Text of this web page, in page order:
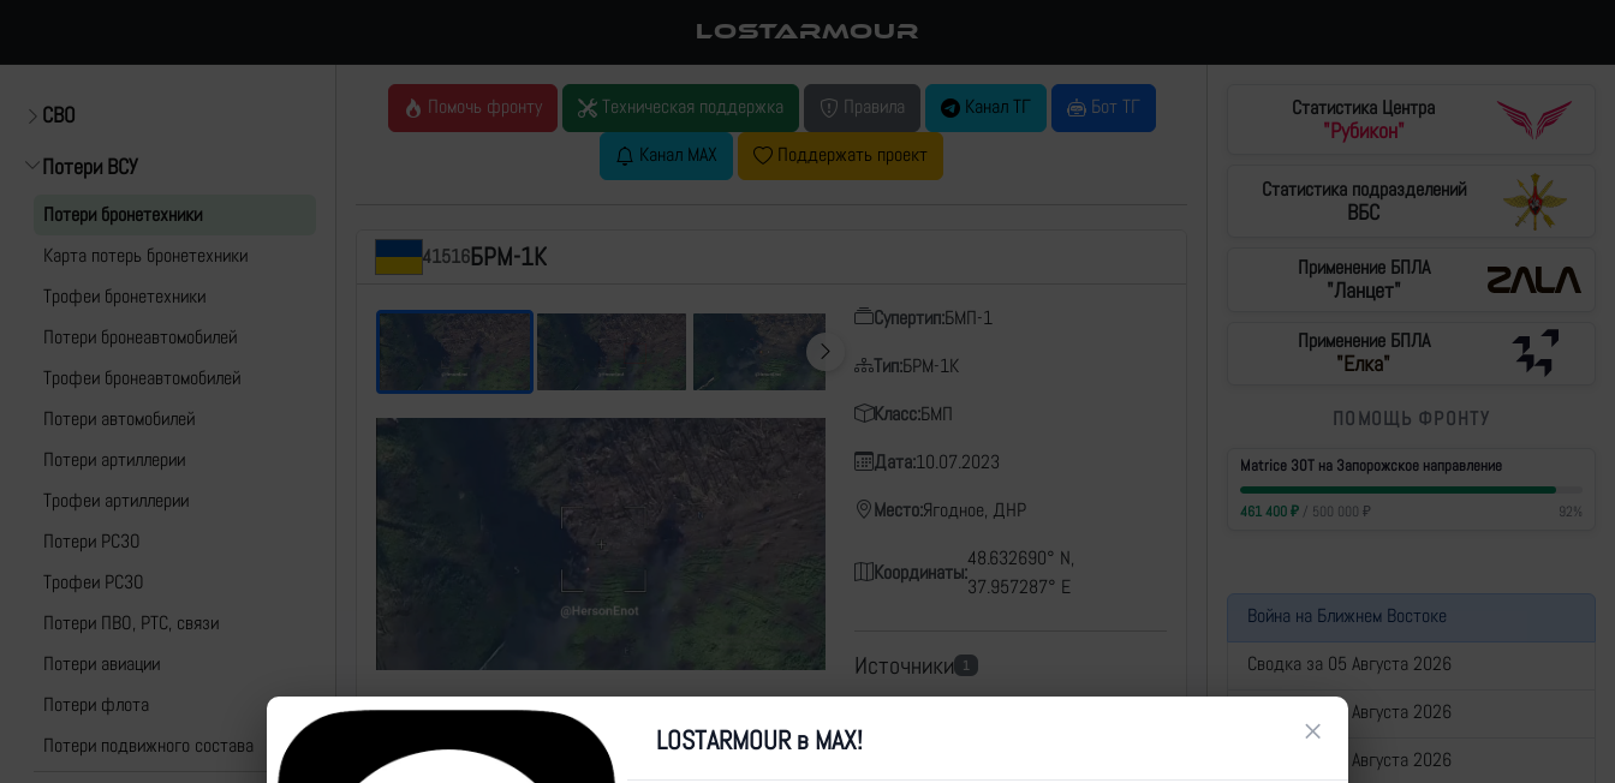
LOSTARMOUR
СВО
Потери ВСУ
Потери бронетехники
Карта потерь бронетехники
Трофеи бронетехники
Потери бронеавтомобилей
Трофеи бронеавтомобилей
Потери автомобилей
Потери артиллерии
Трофеи артиллерии
Потери РСЗО
Трофеи РСЗО
Потери ПВО, РТС, связи
Потери авиации
Потери флота
Потери подвижного состава
Помочь фронту Техническая поддержка Правила Канал ТГ
Бот ТГ
Канал MAX
Поддержать проект
41516БРМ-1К
Супертип:БМП-1
Тип:БРМ-1К
Класс:БМП
Дата:10.07.2023
Место:Ягодное, ДНР
Координаты:
48.632690° N,
37.957287° E
Источники 1
Статистика Центра
"Рубикон"
Статистика подразделений
ВБС
Применение БПЛА
"Ланцет"
Применение БПЛА
"Елка"
ПОМОЩЬ ФРОНТУ
Matrice 30T на Запорожское направление
461 400₽/ 500 000 ₽ 92%
Война на Ближнем Востоке
Сводка за 05 Августа 2026
Сводка за 04 Августа 2026
Сводка за 03 Августа 2026
LOSTARMOUR в MAX! ×